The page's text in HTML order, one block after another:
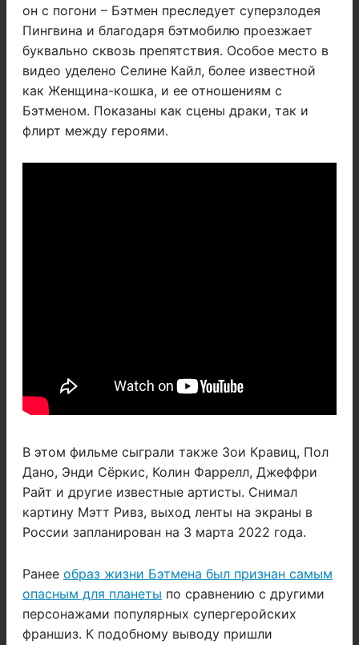
он с погони – Бэтмен преследует суперзлодея
Пингвина и благодаря бэтмобилю проезжает
буквально сквозь препятствия. Особое место в
видео уделено Селине Кайл, более известной
как Женщина-кошка, и ее отношениям с
Бэтменом. Показаны как сцены драки, так и
флирт между героями.
В этом фильме сыграли также Зои Кравиц, Пол
Дано, Энди Сёркис, Колин Фаррелл, Джеффри
Райт и другие известные артисты. Снимал
картину Мэтт Ривз, выход ленты на экраны в
России запланирован на 3 марта 2022 года.
Ранее образ жизни Бэтмена был признан самым
опасным для планеты по сравнению с другими
персонажами популярных супергеройских
франшиз. К подобному выводу пришли